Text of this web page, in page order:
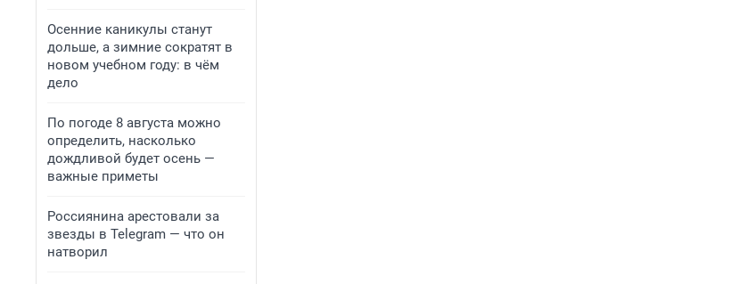
Осенние каникулы станут
дольше, а зимние сократят в
новом учебном году: в чём
дело
По погоде 8 августа можно
определить, насколько
дождливой будет осень —
важные приметы
Россиянина арестовали за
звезды в Telegram — что он
натворил